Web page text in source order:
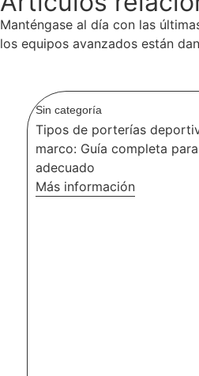
Manténgase al día con las
los equipos avanzados están
Sin categoría
Tipos de porterías
marco: Guía completa
adecuado
Más información